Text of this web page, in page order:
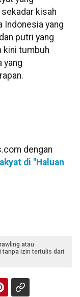
kisah
Indonesia yang
putri yang
kini tumbuh
yang
dengan
di "Haluan
atau
tanpa izin tertulis dari